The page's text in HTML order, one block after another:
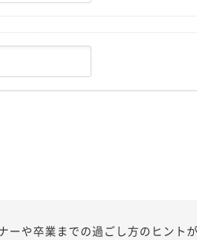
ーや卒業までの過ごし方のヒント